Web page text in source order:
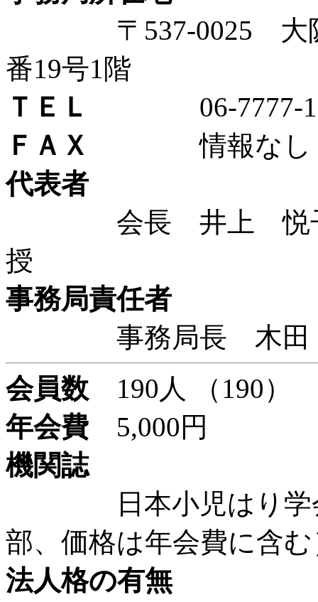
〒537-0025 大阪府
番19号1階
ＴＥＬ
06-7777-
ＦＡＸ
情報なし
代表者
会長 井上 悦子
授
事務局責任者
事務局長 木
会員数 190人 （190）
年会費 5,000円
機関誌
日本小児はり学会
部、価格は年会費に含
法人格の有無